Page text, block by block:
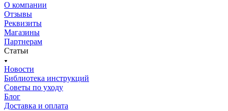
О компании
Отзывы
Реквизиты
Магазины
Партнерам
Статьи
Новости
Библиотека инструкций
Советы по уходу
Блог
Доставка и оплата